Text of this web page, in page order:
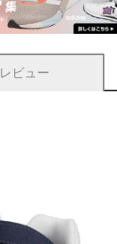
レビュー